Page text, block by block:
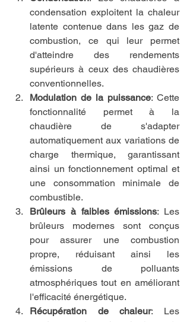
condensation exploitent la chaleur
latente contenue dans les gaz de
combustion, ce qui leur permet
d'atteindre des rendements
supérieurs à ceux des chaudières
conventionnelles.
Modulation de la puissance: Cette
fonctionnalité permet à la
chaudière de s'adapter
automatiquement aux variations de
charge thermique, garantissant
ainsi un fonctionnement optimal et
une consommation minimale de
combustible.
Brûleurs à faibles émissions: Les
brûleurs modernes sont conçus
pour assurer une combustion
propre, réduisant ainsi les
émissions de polluants
atmosphériques tout en améliorant
l'efficacité énergétique.
Récupération de chaleur: Les